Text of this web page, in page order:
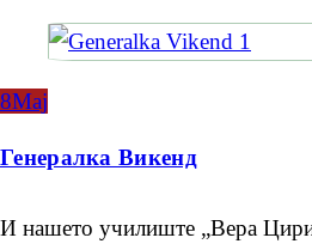
8Мај
Генералка Викенд
И нашето училиште „Вера